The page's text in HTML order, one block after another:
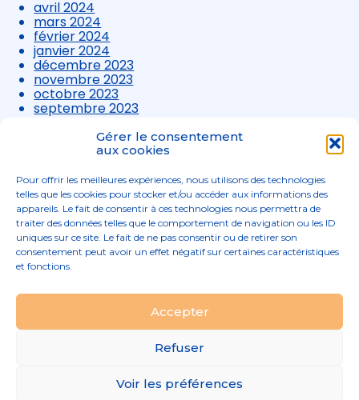
Gérer le consentement
aux cookies
Pour offrir les meilleures expériences, nous utilisons des technologies
telles que les cookies pour stocker et/ou accéder aux informations des
appareils. Le fait de consentir à ces technologies nous permettra de
traiter des données telles que le comportement de navigation ou les ID
uniques sur ce site. Le fait de ne pas consentir ou de retirer son
consentement peut avoir un effet négatif sur certaines caractéristiques
et fonctions.
Accepter
Refuser
Voir les préférences
avril 2024
mars 2024
février 2024
janvier 2024
décembre 2023
novembre 2023
octobre 2023
septembre 2023
août 2023
juillet 2023
avril 2023
mars 2023
Principale
02 96 52 68 68
MENTIONS LÉGALES
PLAN DU SITE